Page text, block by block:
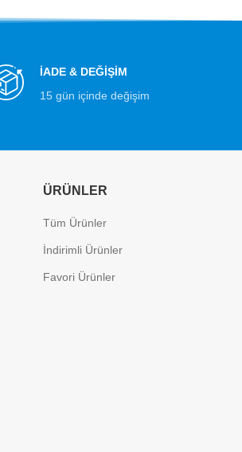
İADE & DEĞİŞİM
15 gün içinde değişim
ÜRÜNLER
Tüm Ürünler
İndirimli Ürünler
Favori Ürünler